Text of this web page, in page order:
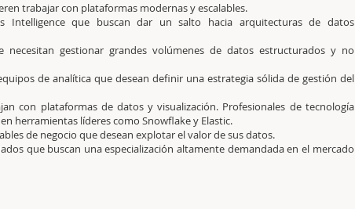
trabajar con plataformas modernas y escalables.
Intelligence que buscan dar un salto hacia arquitecturas de datos
necesitan gestionar grandes volúmenes de datos estructurados y no
de analítica que desean definir una estrategia sólida de gestión del
con plataformas de datos y visualización. Profesionales de tecnología
herramientas líderes como Snowflake y Elastic.
de negocio que desean explotar el valor de sus datos.
que buscan una especialización altamente demandada en el mercado